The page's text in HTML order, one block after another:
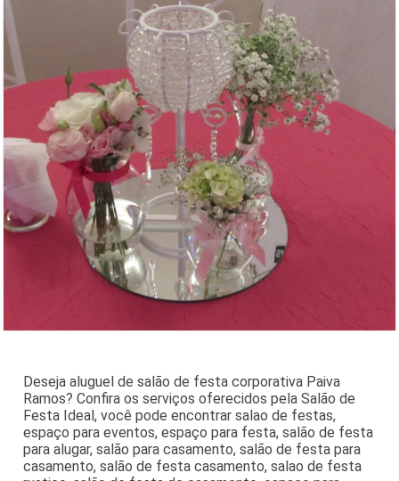
Deseja aluguel de salão de festa corporativa Paiva
Ramos? Confira os serviços oferecidos pela Salão de
Festa Ideal, você pode encontrar salao de festas,
espaço para eventos, espaço para festa, salão de festa
para alugar, salão para casamento, salão de festa para
casamento, salão de festa casamento, salao de festa